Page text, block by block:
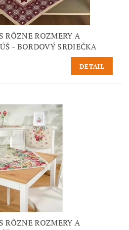
RÔZNE ROZMERY A
- BORDOVÝ SRDIEČKA
DETAIL
RÔZNE ROZMERY A